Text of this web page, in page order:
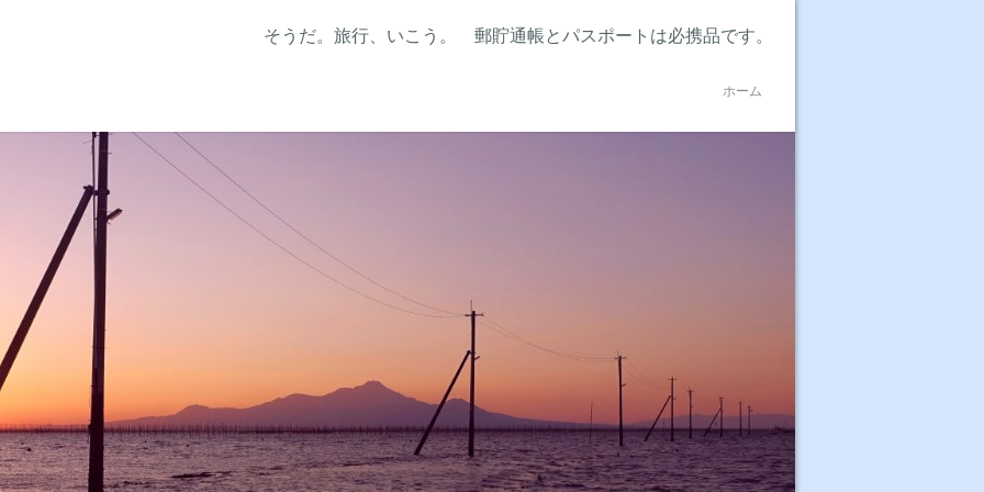
そうだ。旅行、いこう。 郵貯通帳とパスポートは必携品です。
ホーム